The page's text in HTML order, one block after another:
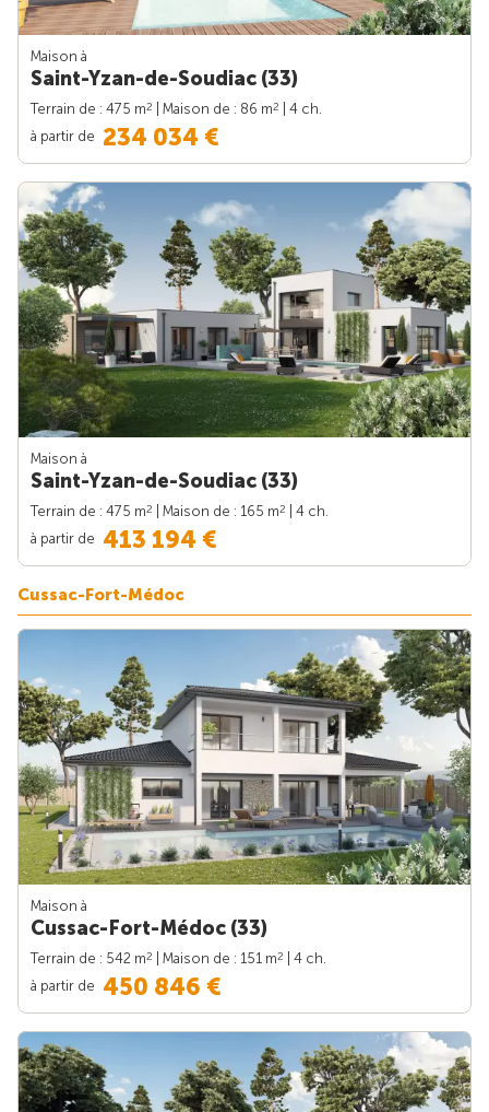
Maison à
Saint-Yzan-de-Soudiac (33)
Terrain de : 475 m2 | Maison de : 86 m2
| 4 ch.
à partir de 234 034 €
Maison à
Saint-Yzan-de-Soudiac (33)
Terrain de : 475 m2 | Maison de : 165 m2
| 4 ch.
à partir de 413 194 €
Cussac-Fort-Médoc
Maison à
Cussac-Fort-Médoc (33)
Terrain de : 542 m2 | Maison de : 151 m2
| 4 ch.
à partir de 450 846 €